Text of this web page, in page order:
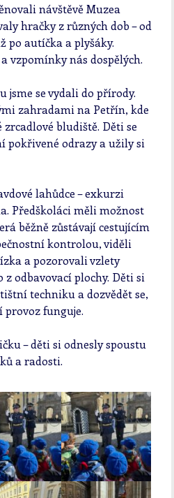
návštěvě Muzea
hračky z různých dob – od
po autíčka a plyšáky.
vzpomínky nás dospělých.
se vydali do přírody.
zahradami na Petřín, kde
bludiště. Děti se
pokřivené odrazy a užily si
lahůdce – exkurzi
Předškoláci měli možnost
běžně zůstávají cestujícím
kontrolou, viděli
a pozorovali vzlety
odbavovací plochy. Děti si
techniku a dozvědět se,
provoz funguje.
– děti si odnesly spoustu
a radosti.